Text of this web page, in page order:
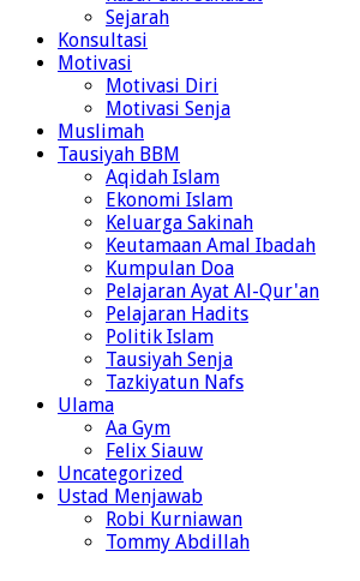
Sejarah
Konsultasi
Motivasi
Motivasi Diri
Motivasi Senja
Muslimah
Tausiyah BBM
Aqidah Islam
Ekonomi Islam
Keluarga Sakinah
Keutamaan Amal Ibadah
Kumpulan Doa
Pelajaran Ayat Al-Qur'an
Pelajaran Hadits
Politik Islam
Tausiyah Senja
Tazkiyatun Nafs
Ulama
Aa Gym
Felix Siauw
Uncategorized
Ustad Menjawab
Robi Kurniawan
Tommy Abdillah